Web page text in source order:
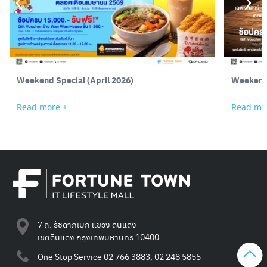
Weekend Special (April 2026)
Read more + Read
7 ถ. รัชดาภิเษก แขวง ดินแดง
เขตดินแดง กรุงเทพมหานคร 10400
One Stop Service 02 766 3883, 02 248 5855